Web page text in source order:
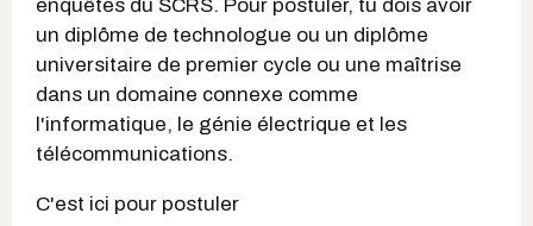
enquêtes du SCRS. Pour postuler, tu dois avoir
un diplôme de technologue ou un diplôme
universitaire de premier cycle ou une maîtrise
dans un domaine connexe comme
l'informatique, le génie électrique et les
télécommunications.
C'est ici pour postuler